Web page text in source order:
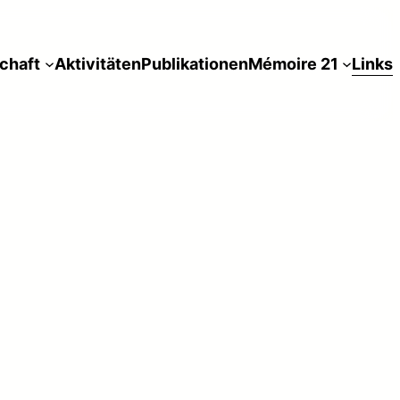
AktivitätenPublikationenMémoire 21 Links